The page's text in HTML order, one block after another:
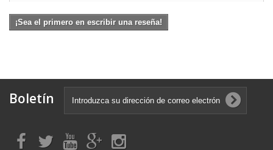
¡Sea el primero en escribir una reseña!
Boletín